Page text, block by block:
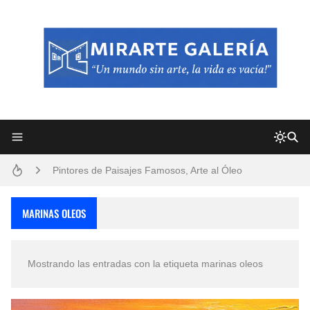
Pintores de Paisajes Famosos, Arte al Óleo
San Valentín Dibujos a Lápiz del 14 de Febrero
MARINAS OLEOS
Mostrando las entradas con la etiqueta marinas oleos